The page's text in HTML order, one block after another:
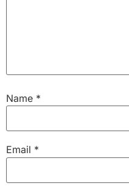
Name *
Email *